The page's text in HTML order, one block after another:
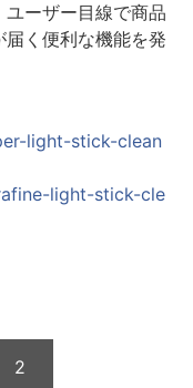
ーザー目線で商品
く便利な機能を発
light-stick-clean
light-stick-cle
2